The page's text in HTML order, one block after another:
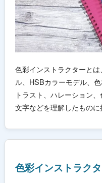
色彩インストラクターと
ル、HSBカラーモデル、
トラスト、ハレーション
文字などを理解したものに
色彩インストラク